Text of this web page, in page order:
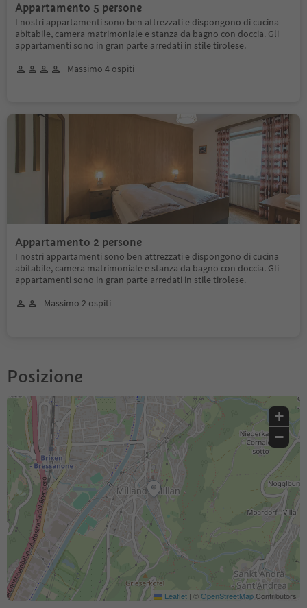
Appartamento 5 persone
I nostri appartamenti sono ben attrezzati e dispongono di cucina
abitabile, camera matrimoniale e stanza da bagno con doccia. Gli
appartamenti sono in gran parte arredati in stile tirolese.
Massimo 4 ospiti
Appartamento 2 persone
I nostri appartamenti sono ben attrezzati e dispongono di cucina
abitabile, camera matrimoniale e stanza da bagno con doccia. Gli
appartamenti sono in gran parte arredati in stile tirolese.
Massimo 2 ospiti
Posizione
+
−
Leaflet | ©OpenStreetMapContributors